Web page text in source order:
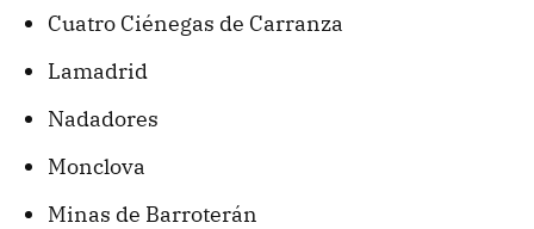
Cuatro Ciénegas de Carranza
Lamadrid
Nadadores
Monclova
Minas de Barroterán